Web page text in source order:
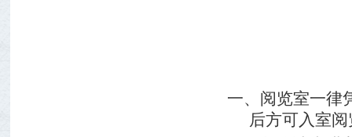
一、阅览室一律
后方可入室